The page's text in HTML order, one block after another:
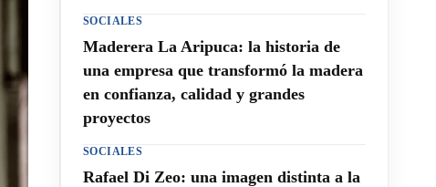
SOCIALES
Maderera La Aripuca: la historia de
una empresa que transformó la madera
en confianza, calidad y grandes
proyectos
SOCIALES
Rafael Di Zeo: una imagen distinta a la